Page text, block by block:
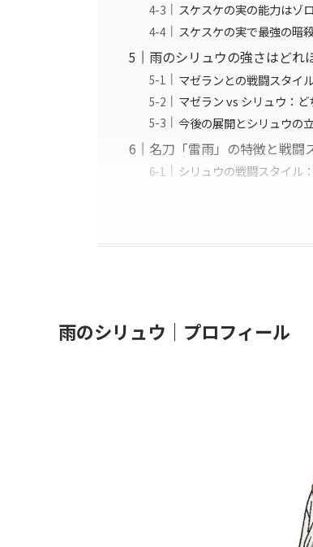
スケスケの実の能力はゾ
スケスケの実で最強の暗
雨のシリュウの強さはどれ
マゼランとの戦闘スタイ
マゼラン vs シリュウ：ど
今後の展開とシリュウの
名刀「雷雨」の特徴と戦闘
シリュウの戦闘スタイル
雨のシリュウ｜プロフィール